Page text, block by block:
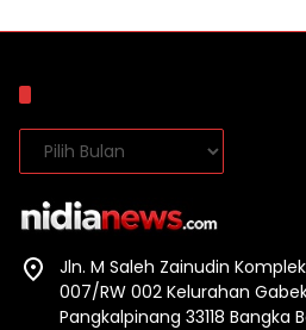
Arsip
Jln. M Saleh Zainudin
007/RW 002 Kelurahan
Pangkalpinang 33118 Bangka